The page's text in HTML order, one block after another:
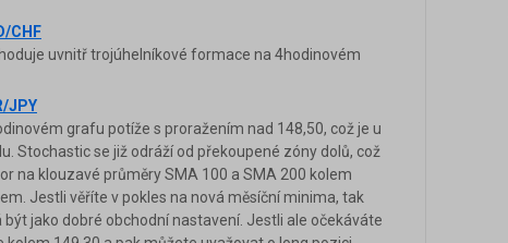
CHF
uvnitř trojúhelníkové formace na 4hodinovém
JPY
grafu potíže s proražením nad 148,50, což je u
Stochastic se již odráží od překoupené zóny dolů, což
na klouzavé průměry SMA 100 a SMA 200 kolem
Jestli věříte v pokles na nová měsíční minima, tak
jako dobré obchodní nastavení. Jestli ale očekáváte